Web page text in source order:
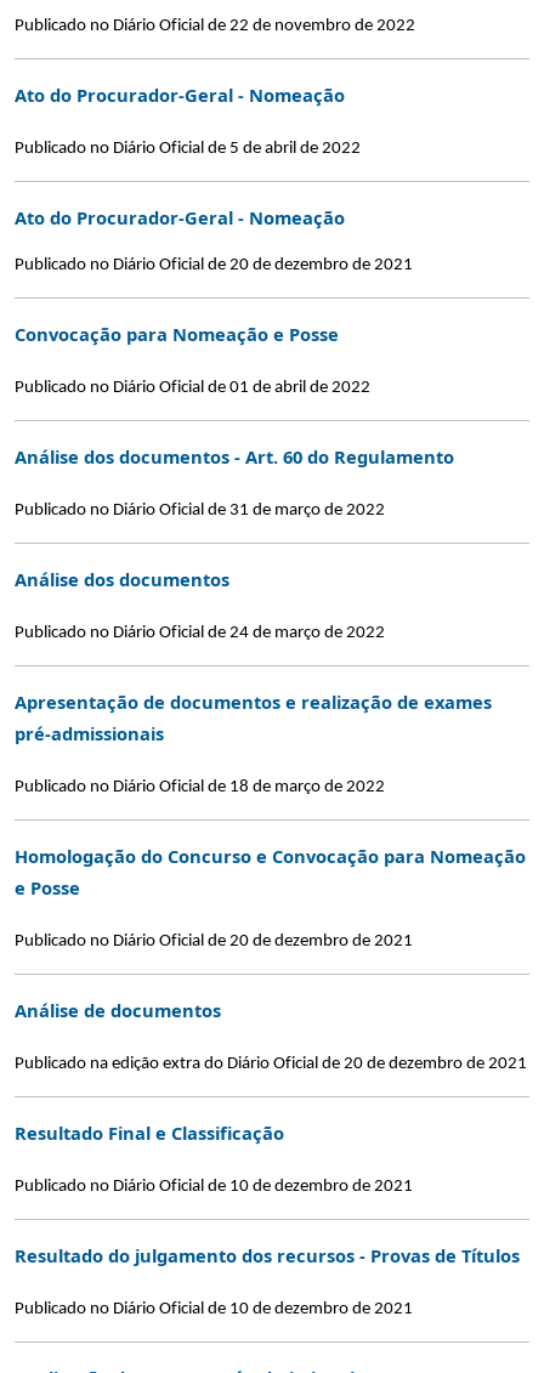
Publicado no Diário Oficial de 22 de novembro de 2022
Ato do Procurador-Geral - Nomeação
Publicado no Diário Oficial de 5 de abril de 2022
Ato do Procurador-Geral - Nomeação
Publicado no Diário Oficial de 20 de dezembro de 2021
Convocação para Nomeação e Posse
Publicado no Diário Oficial de 01 de abril de 2022
Análise dos documentos - Art. 60 do Regulamento
Publicado no Diário Oficial de 31 de março de 2022
Análise dos documentos
Publicado no Diário Oficial de 24 de março de 2022
Apresentação de documentos e realização de exames
pré-admissionais
Publicado no Diário Oficial de 18 de março de 2022
Homologação do Concurso e Convocação para Nomeação
e Posse
Publicado no Diário Oficial de 20 de dezembro de 2021
Análise de documentos
Publicado na edição extra do Diário Oficial de 20 de dezembro de 2021
Resultado Final e Classificação
Publicado no Diário Oficial de 10 de dezembro de 2021
Resultado do julgamento dos recursos - Provas de Títulos
Publicado no Diário Oficial de 10 de dezembro de 2021